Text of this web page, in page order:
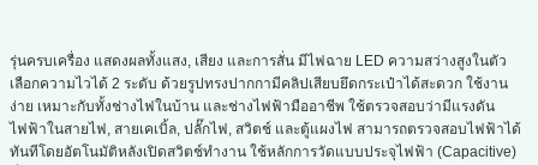
รุ่นครบเครื่อง แสดงผลทั้งแสง, เสียง และการสั่น มีไฟฉาย LED ความสว่างสูงในตัว
เลือกความไวได้ 2 ระดับ ด้วยรูปทรงปากกามีคลิปเสียบยึดกระเป๋าได้สะดวก ใช้งาน
ง่าย เหมาะกับทั้งช่างไฟในบ้าน และช่างไฟฟ้ามืออาชีพ ใช้ตรวจสอบว่ามีแรงดัน
ไฟฟ้าในสายไฟ, สายเคเบิ้ล, ปลั๊กไฟ, สวิตช์ และตู้แผงไฟ สามารถตรวจสอบไฟฟ้าได้
ทันทีโดยอัตโนมัติหลังเปิดสวิตช์ทำงาน ใช้หลักการวัดแบบประจุไฟฟ้า (Capacitive)